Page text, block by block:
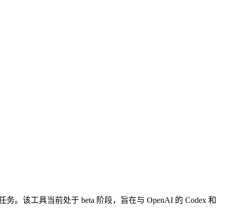
。该工具当前处于 beta 阶段，旨在与 OpenAI 的 Codex 和